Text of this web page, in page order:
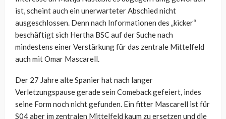
ist, scheint auch ein unerwarteter Abschied nicht
ausgeschlossen. Denn nach Informationen des „kicker“
beschäftigt sich Hertha BSC auf der Suche nach
mindestens einer Verstärkung für das zentrale Mittelfeld
auch mit Omar Mascarell.
Der 27 Jahre alte Spanier hat nach langer
Verletzungspause gerade sein Comeback gefeiert, indes
seine Form noch nicht gefunden. Ein fitter Mascarell ist für
S04 aber im zentralen Mittelfeld kaum zu ersetzen und die